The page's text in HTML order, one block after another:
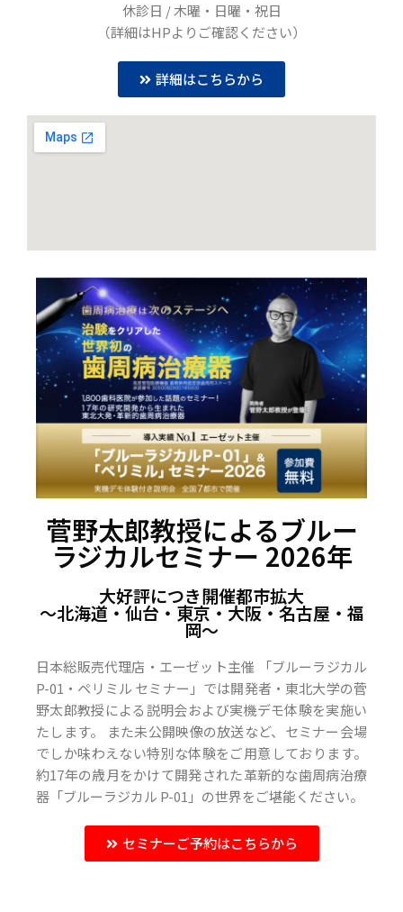
休診日 / 木曜・日曜・祝日
（詳細はHPよりご確認ください）
詳細はこちらから
菅野太郎教授によるブルー
ラジカルセミナー 2026年
大好評につき開催都市拡大
〜北海道・仙台・東京・大阪・名古屋・福
岡〜
日本総販売代理店・エーゼット主催 「ブルーラジカル
P-01・ペリミル セミナー」では開発者・東北大学の菅
野太郎教授による説明会および実機デモ体験を実施い
たします。 また未公開映像の放送など、セミナー会場
でしか味わえない特別な体験をご用意しております。
約17年の歳月をかけて開発された革新的な歯周病治療
器「ブルーラジカル P-01」の世界をご堪能ください。
セミナーご予約はこちらから